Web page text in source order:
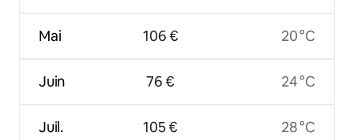
Mai
Juin
Juil.
106 €
76 €
105 €
20 °C
24 °C
28 °C